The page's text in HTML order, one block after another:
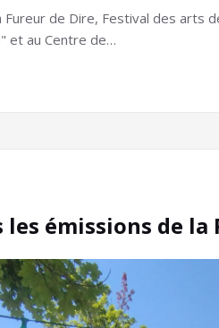
de Dire, Festival des arts
et au Centre de…
émissions de la